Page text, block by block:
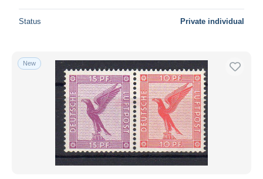
Status Private individual
New